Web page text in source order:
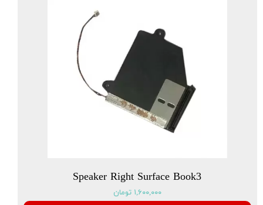
Speaker Right Surface Book3
۱,۶۰۰,۰۰۰ تومان